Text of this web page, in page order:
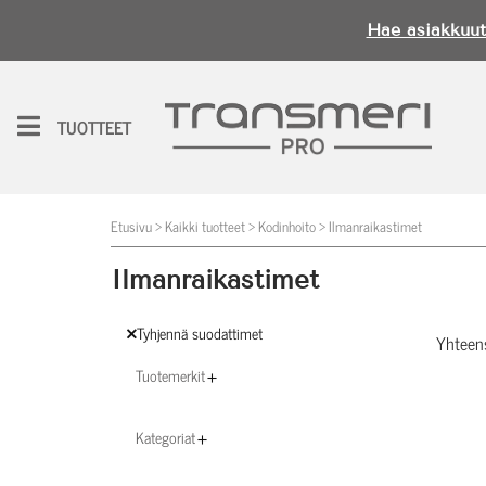
Hae
e
i,
TUOTTEET
Etusivu>Kaikki tuotteet>Kodinhoito>Ilmanraikastimet
Ilmanraikastimet
Tyhjennä suodattimet
Tuotemerkit
Kategoriat